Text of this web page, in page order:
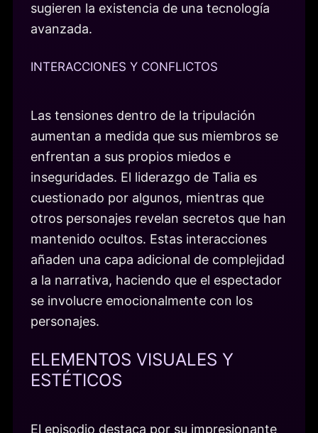
sugieren la existencia de una tecnología
avanzada.
INTERACCIONES Y CONFLICTOS
Las tensiones dentro de la tripulación
aumentan a medida que sus miembros se
enfrentan a sus propios miedos e
inseguridades. El liderazgo de Talia es
cuestionado por algunos, mientras que
otros personajes revelan secretos que han
mantenido ocultos. Estas interacciones
añaden una capa adicional de complejidad
a la narrativa, haciendo que el espectador
se involucre emocionalmente con los
personajes.
ELEMENTOS VISUALES Y
ESTÉTICOS
El episodio destaca por su impresionante